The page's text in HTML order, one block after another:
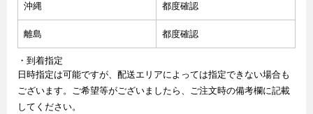
沖縄 都度確認
離島 都度確認
・到着指定
日時指定は可能ですが、配送エリアによっては指定できない場合も
ございます。ご希望等がございましたら、ご注文時の備考欄に記載
してください。